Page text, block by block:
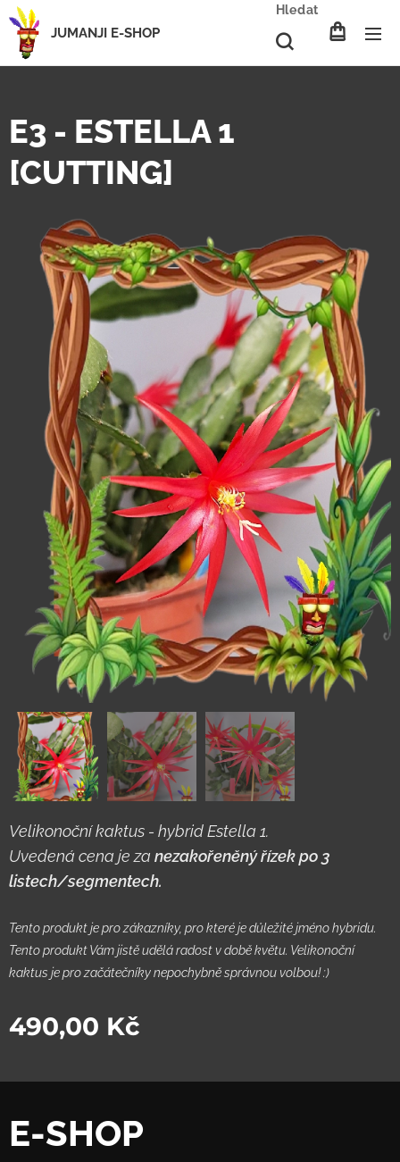
JUMANJI E-SHOP
Hledat
E3 - ESTELLA 1
[CUTTING]
Velikonoční kaktus - hybrid Estella 1.
Uvedená cena je za nezakořeněný řízek po 3
listech/segmentech.
Tento produkt je pro zákazníky, pro které je důležité jméno hybridu.
Tento produkt Vám jistě udělá radost v době květu. Velikonoční
kaktus je pro začátečníky nepochybně správnou volbou! :)
490,00 Kč
E-SHOP